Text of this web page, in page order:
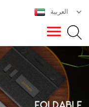
العربية